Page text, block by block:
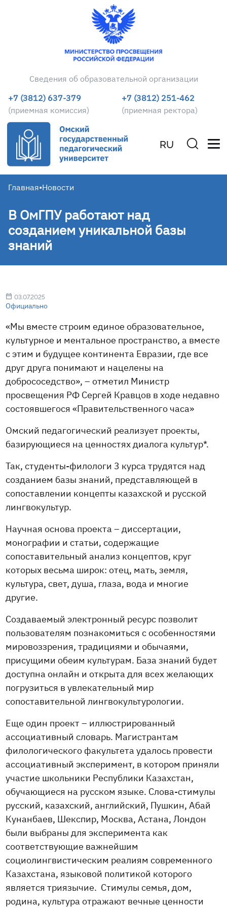
Сведения об образовательной организации
+7 (3812) 637-379
(приемная комиссия)
+7 (3812) 251-462
(приемная ректора)
RU
Главная•Новости
В ОмГПУ работают над
созданием уникальной базы
знаний
03.07.2025
Официально
«Мы вместе строим единое образовательное,
культурное и ментальное пространство, а вместе
с этим и будущее континента Евразии, где все
друг друга понимают и нацелены на
добрососедство», – отметил Министр
просвещения РФ Сергей Кравцов в ходе недавно
состоявшегося «Правительственного часа»
Омский педагогический реализует проекты,
базирующиеся на ценностях диалога культур*.
Так, студенты-филологи 3 курса трудятся над
созданием базы знаний, представляющей в
сопоставлении концепты казахской и русской
лингвокультур.
Научная основа проекта – диссертации,
монографии и статьи, содержащие
сопоставительный анализ концептов, круг
которых весьма широк: отец, мать, земля,
культура, свет, душа, глаза, вода и многие
другие.
Создаваемый электронный ресурс позволит
пользователям познакомиться с особенностями
мировоззрения, традициями и обычаями,
присущими обеим культурам. База знаний будет
доступна онлайн и открыта для всех желающих
погрузиться в увлекательный мир
сопоставительной лингвокультурологии.
Еще один проект – иллюстрированный
ассоциативный словарь. Магистрантам
филологического факультета удалось провести
ассоциативный эксперимент, в котором приняли
участие школьники Республики Казахстан,
обучающиеся на русском языке. Слова-стимулы
русский, казахский, английский, Пушкин, Абай
Кунанбаев, Шекспир, Москва, Астана, Лондон
были выбраны для эксперимента как
соответствующие важнейшим
социолингвистическим реалиям современного
Казахстана, языковой политикой которого
является триязычие. Стимулы семья, дом,
родина, культура отражают вечные ценности